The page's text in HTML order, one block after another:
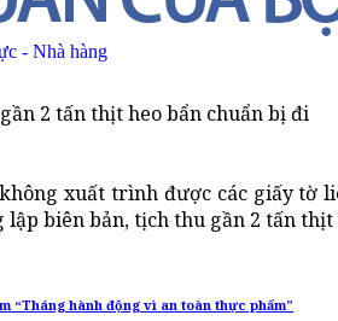
- Nhà hàng
2 tấn thịt heo bẩn chuẩn bị đi
xuất trình được các giấy tờ
lập biên bản, tịch thu gần 2 tấn
“Tháng hành động vì an toàn thực phẩm”